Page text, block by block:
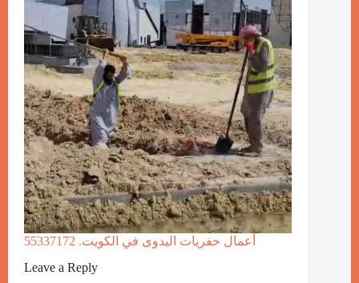
أعمال حفريات اليدوى في الكويت. 55337172
Leave a Reply